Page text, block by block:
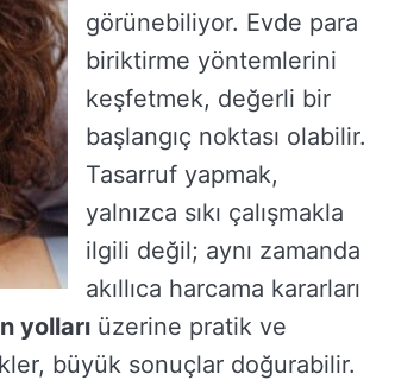
görünebiliyor. Evde para
biriktirme yöntemlerini
keşfetmek, değerli bir
başlangıç noktası olabilir.
Tasarruf yapmak,
yalnızca sıkı çalışmakla
ilgili değil; aynı zamanda
akıllıca harcama kararları
yolları üzerine pratik ve
büyük sonuçlar doğurabilir.